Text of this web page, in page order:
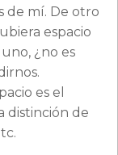
de mí. De otro
espacio
¿no es
es el
distinción de